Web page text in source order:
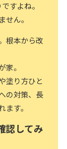
すよね。
せん。
根本から改
。
塗り方ひと
の対策、長
す。
認してみ